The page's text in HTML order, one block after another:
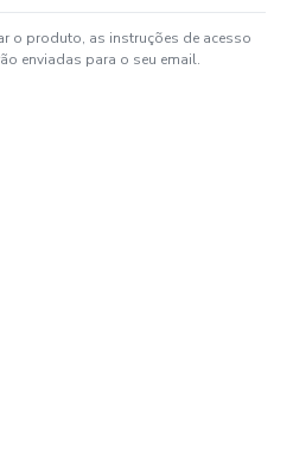
o produto, as instruções de acesso
enviadas para o seu email.